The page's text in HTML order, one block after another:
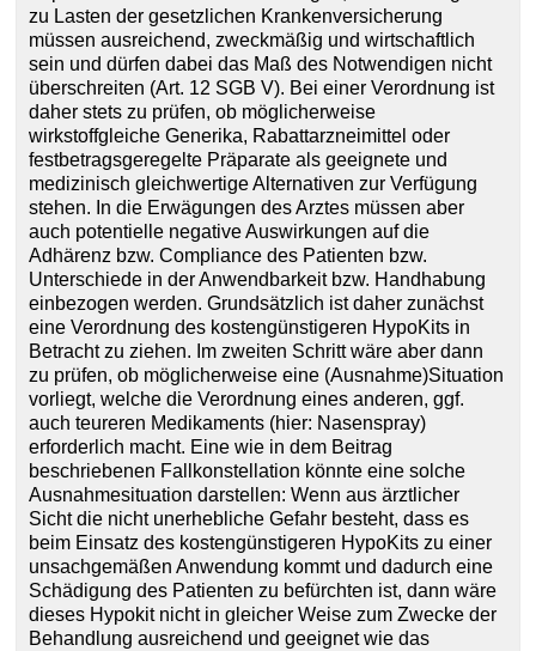
zu Lasten der gesetzlichen Krankenversicherung
müssen ausreichend, zweckmäßig und wirtschaftlich
sein und dürfen dabei das Maß des Notwendigen nicht
überschreiten (Art. 12 SGB V). Bei einer Verordnung ist
daher stets zu prüfen, ob möglicherweise
wirkstoffgleiche Generika, Rabattarzneimittel oder
festbetragsgeregelte Präparate als geeignete und
medizinisch gleichwertige Alternativen zur Verfügung
stehen. In die Erwägungen des Arztes müssen aber
auch potentielle negative Auswirkungen auf die
Adhärenz bzw. Compliance des Patienten bzw.
Unterschiede in der Anwendbarkeit bzw. Handhabung
einbezogen werden. Grundsätzlich ist daher zunächst
eine Verordnung des kostengünstigeren HypoKits in
Betracht zu ziehen. Im zweiten Schritt wäre aber dann
zu prüfen, ob möglicherweise eine (Ausnahme)Situation
vorliegt, welche die Verordnung eines anderen, ggf.
auch teureren Medikaments (hier: Nasenspray)
erforderlich macht. Eine wie in dem Beitrag
beschriebenen Fallkonstellation könnte eine solche
Ausnahmesituation darstellen: Wenn aus ärztlicher
Sicht die nicht unerhebliche Gefahr besteht, dass es
beim Einsatz des kostengünstigeren HypoKits zu einer
unsachgemäßen Anwendung kommt und dadurch eine
Schädigung des Patienten zu befürchten ist, dann wäre
dieses Hypokit nicht in gleicher Weise zum Zwecke der
Behandlung ausreichend und geeignet wie das